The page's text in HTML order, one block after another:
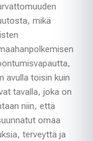
mikä
avulla toisin kuin
tavalla, joka on
niin, että
omaa
terveyttä ja